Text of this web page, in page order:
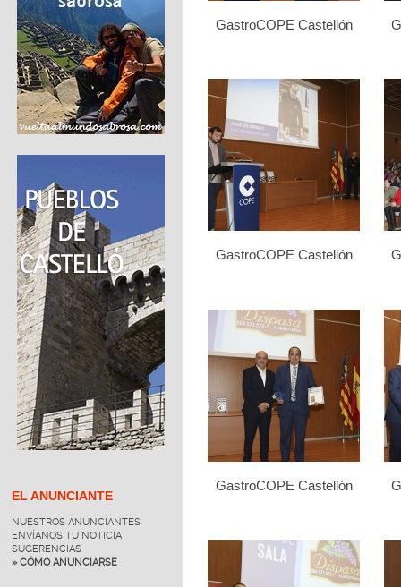
EL ANUNCIANTE
NUESTROS ANUNCIANTES
ENVÍANOS TU NOTICIA
SUGERENCIAS
» CÓMO ANUNCIARSE
GastroCOPE Castellón
GastroCOPE Castellón
GastroCOPE Castellón